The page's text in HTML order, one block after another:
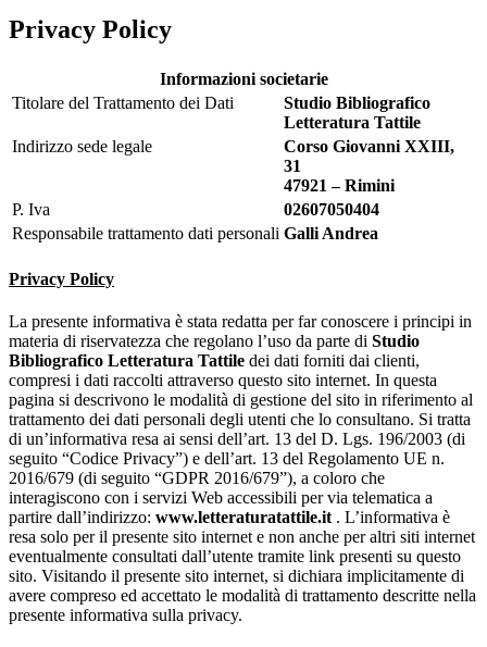
Privacy Policy
Informazioni societarie
Titolare del Trattamento dei Dati
Studio Bibliografico
Letteratura Tattile
Indirizzo sede legale
Corso Giovanni XXIII,
31
47921 – Rimini
P. Iva
02607050404
Responsabile trattamento dati personali Galli Andrea
Privacy Policy
La presente informativa è stata redatta per far conoscere i principi in
materia di riservatezza che regolano l’uso da parte di Studio
Bibliografico Letteratura Tattile dei dati forniti dai clienti,
compresi i dati raccolti attraverso questo sito internet. In questa
pagina si descrivono le modalità di gestione del sito in riferimento al
trattamento dei dati personali degli utenti che lo consultano. Si tratta
di un’informativa resa ai sensi dell’art. 13 del D. Lgs. 196/2003 (di
seguito “Codice Privacy”) e dell’art. 13 del Regolamento UE n.
2016/679 (di seguito “GDPR 2016/679”), a coloro che
interagiscono con i servizi Web accessibili per via telematica a
partire dall’indirizzo: www.letteraturatattile.it . L’informativa è
resa solo per il presente sito internet e non anche per altri siti internet
eventualmente consultati dall’utente tramite link presenti su questo
sito. Visitando il presente sito internet, si dichiara implicitamente di
avere compreso ed accettato le modalità di trattamento descritte nella
presente informativa sulla privacy.